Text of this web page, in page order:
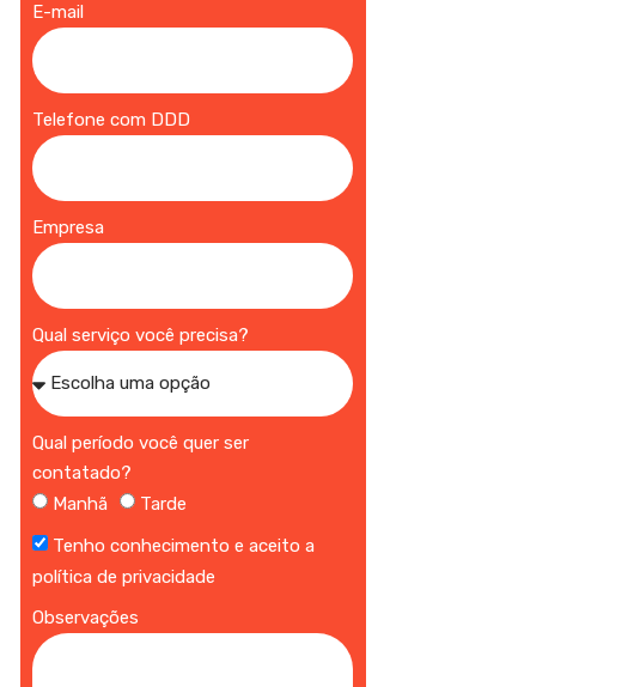
E-mail
Telefone com DDD
Empresa
Qual serviço você precisa?
Qual período você quer ser
contatado?
Manhã
Tarde
Tenho conhecimento e aceito a
política de privacidade
Observações